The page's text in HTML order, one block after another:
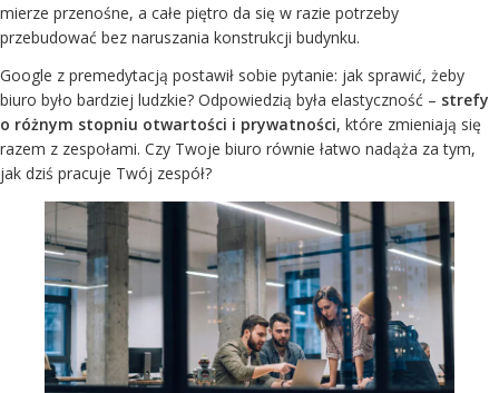
mierze przenośne, a całe piętro da się w razie potrzeby
przebudować bez naruszania konstrukcji budynku.
Google z premedytacją postawił sobie pytanie: jak sprawić, żeby
biuro było bardziej ludzkie? Odpowiedzią była elastyczność – strefy
o różnym stopniu otwartości i prywatności, które zmieniają się
razem z zespołami. Czy Twoje biuro równie łatwo nadąża za tym,
jak dziś pracuje Twój zespół?